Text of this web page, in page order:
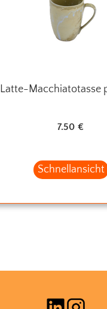
Latte-Macchiatotasse
7.50 €
Schnellansicht